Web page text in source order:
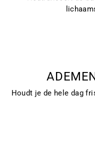
Houdt je de hele dag